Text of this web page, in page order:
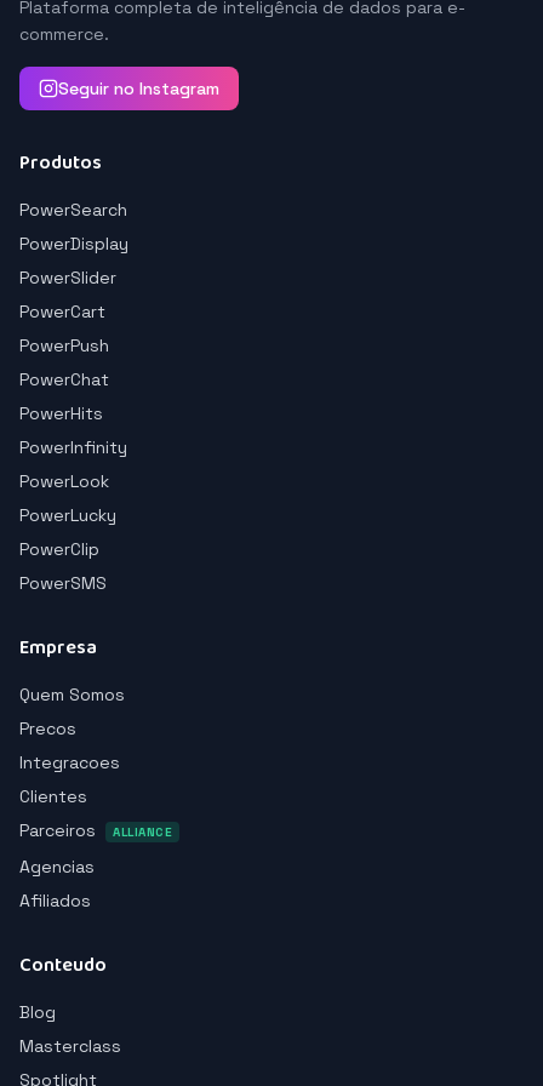
Plataforma completa de inteligência de dados para e-
commerce.
Seguir no Instagram
Produtos
PowerSearch
PowerDisplay
PowerSlider
PowerCart
PowerPush
PowerChat
PowerHits
PowerInfinity
PowerLook
PowerLucky
PowerClip
PowerSMS
Empresa
Quem Somos
Precos
Integracoes
Clientes
Parceiros
ALLIANCE
Agencias
Afiliados
Conteudo
Blog
Masterclass
Spotlight